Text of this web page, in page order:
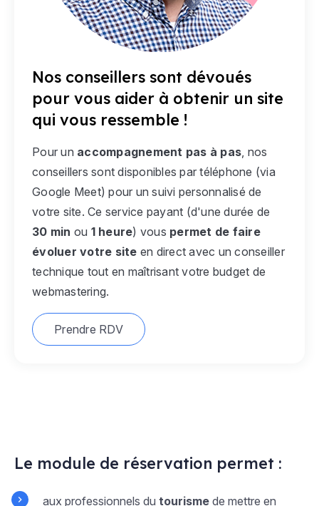
Nos conseillers sont dévoués
pour vous aider à obtenir un site
qui vous ressemble !
Pour un accompagnement pas à pas, nos
conseillers sont disponibles par téléphone (via
Google Meet) pour un suivi personnalisé de
votre site. Ce service payant (d'une durée de
30 min ou 1 heure) vous permet de faire
évoluer votre site en direct avec un conseiller
technique tout en maîtrisant votre budget de
webmastering.
Prendre RDV
Le module de réservation permet :
aux professionnels du tourisme de mettre en